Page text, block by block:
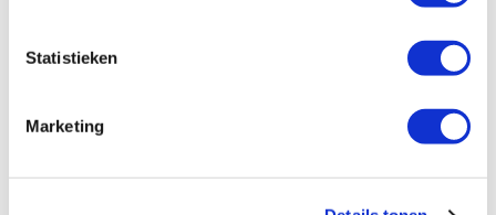
Statistieken
Marketing
Back to overview